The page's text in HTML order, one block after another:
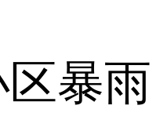
暴雨